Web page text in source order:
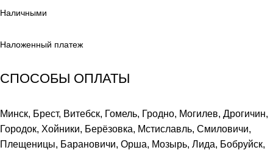
Наличными
Наложенный платеж
СПОСОБЫ ОПЛАТЫ
Минск, Брест, Витебск, Гомель, Гродно, Могилев, Дрогичин,
Городок, Хойники, Берёзовка, Мстиславль, Смиловичи,
Плещеницы, Барановичи, Орша, Мозырь, Лида, Бобруйск,